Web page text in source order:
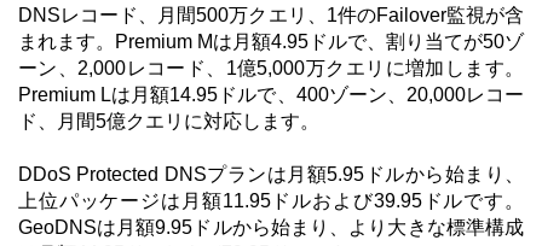
DNSレコード、月間500万クエリ、1件のFailover監視が含
まれます。Premium Mは月額4.95ドルで、割り当てが50ゾ
ーン、2,000レコード、1億5,000万クエリに増加します。
Premium Lは月額14.95ドルで、400ゾーン、20,000レコー
ド、月間5億クエリに対応します。
DDoS Protected DNSプランは月額5.95ドルから始まり、
上位パッケージは月額11.95ドルおよび39.95ドルです。
GeoDNSは月額9.95ドルから始まり、より大きな標準構成